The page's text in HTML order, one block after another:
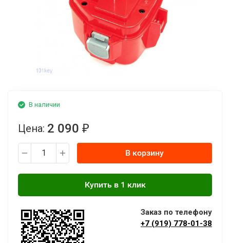
В наличии
Цена: 2 090 ₽
В корзину
Заказ по телефону
+7 (919) 778-01-38